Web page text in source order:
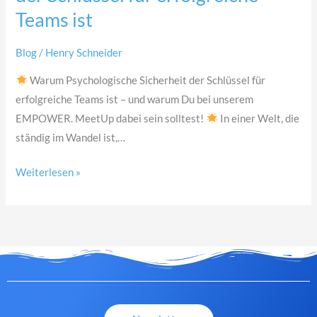
Teams ist
Blog / Henry Schneider
Warum Psychologische Sicherheit der Schlüssel für
erfolgreiche Teams ist – und warum Du bei unserem
EMPOWER. MeetUp dabei sein solltest!
In einer Welt, die
ständig im Wandel ist,…
Teams
ist
Weiterlesen »